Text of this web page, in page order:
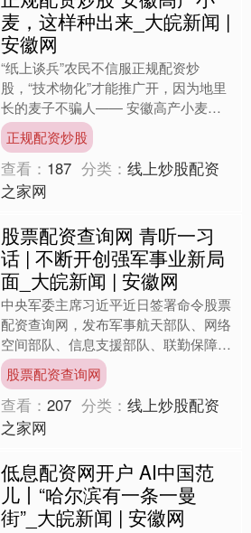
麦，这样种出来_大皖新闻 |
安徽网
“纸上谈兵”农民不信服正规配资炒
股，“技术物化”才能推广开，因为地里
长的麦子不骗人—— 安徽高产小麦，
这样种出来 麦浪翻滚的丰收季刚过，
近日，一组数据引发关注：....
正规配资炒股
查看： 187 分类：线上炒股配资
之家网
股票配资查询网 青听一习
话 | 不断开创强军事业新局
面_大皖新闻 | 安徽网
中央军委主席习近平近日签署命令股票
配资查询网，发布军事航天部队、网络
空间部队、信息支援部队、联勤保障部
队军旗旗面式样，并在八一建军节到来
之际，向全体人民解放军指....
股票配资查询网
查看：207 分类：线上炒股配资
之家网
低息配资网开户 AI中国范
儿丨“哈尔滨有一条一曼
街”_大皖新闻 | 安徽网